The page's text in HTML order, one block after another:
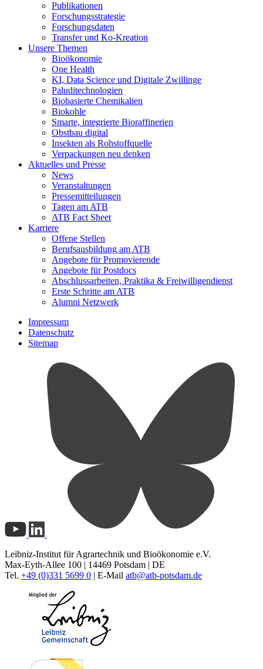
Publikationen
Forschungsstrategie
Forschungsdaten
Transfer und Ko-Kreation
Unsere Themen
Bioökonomie
One Health
KI, Data Science und Digitale Zwillinge
Paluditechnologien
Biobasierte Chemikalien
Biokohle
Smarte, integrierte Bioraffinerien
Obstbau digital
Insekten als Rohstoffquelle
Verpackungen neu denken
Aktuelles und Presse
News
Veranstaltungen
Pressemitteilungen
Tagen am ATB
ATB Fact Sheet
Karriere
Offene Stellen
Berufsausbildung am ATB
Angebote für Promovierende
Angebote für Postdocs
Abschlussarbeiten, Praktika & Freiwilligendienst
Erste Schritte am ATB
Alumni Netzwerk
Impressum
Datenschutz
Sitemap
Leibniz-Institut für Agrartechnik und Bioökonomie e.V.
Max-Eyth-Allee 100 | 14469 Potsdam | DE
Tel. +49 (0)331 5699 0 | E-Mail atb@atb-potsdam.de